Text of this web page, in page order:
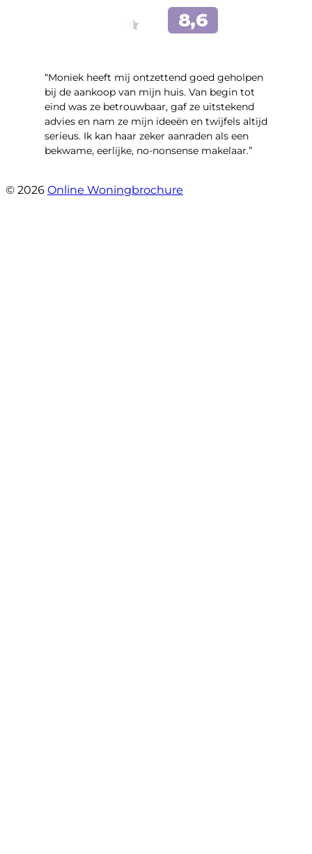
“Moniek heeft mij ontzettend goed geholpen
bij de aankoop van mijn huis. Van begin tot
eind was ze betrouwbaar, gaf ze uitstekend
advies en nam ze mijn ideeën en twijfels altijd
serieus. Ik kan haar zeker aanraden als een
bekwame, eerlijke, no-nonsense makelaar.”
© 2026 Online Woningbrochure